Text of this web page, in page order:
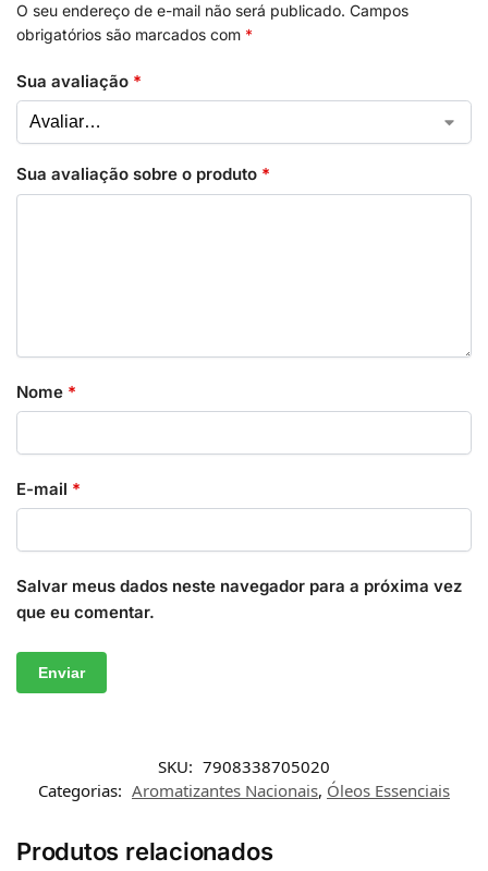
O seu endereço de e-mail não será publicado. Campos
obrigatórios são marcados com *
Sua avaliação *
Sua avaliação sobre o produto *
Nome *
E-mail *
Salvar meus dados neste navegador para a próxima vez
que eu comentar.
SKU: 7908338705020
Categorias: Aromatizantes Nacionais, Óleos Essenciais
Produtos relacionados